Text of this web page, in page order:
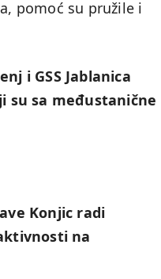
pomoć su pružile i
i GSS Jablanica
su sa međustanične
Konjic radi
na